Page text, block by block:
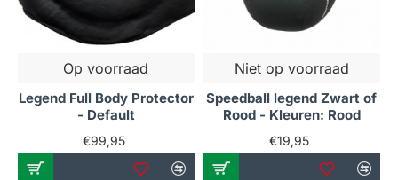
Op voorraad
Legend Full Body Protector
- Default
€99,95
Niet op voorraad
Speedball legend Zwart of
Rood - Kleuren: Rood
€19,95